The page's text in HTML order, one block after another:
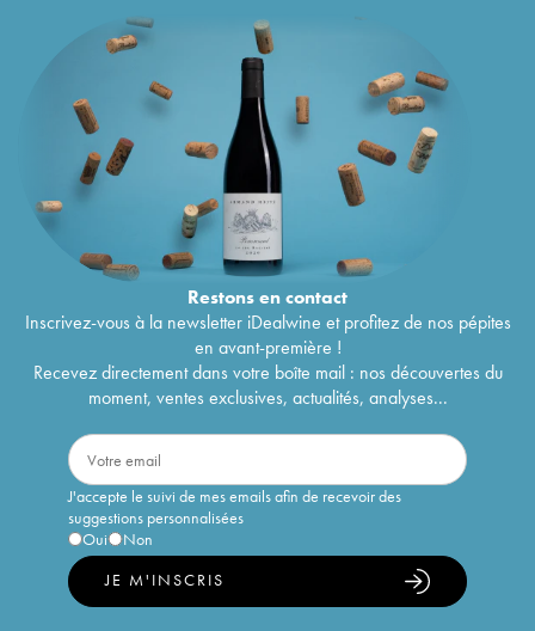
Restons encontact
Inscrivez-vous à la newsletter iDealwine et profitez de nos pépites
en avant-première !
Recevez directement dans votre boîte mail : nos découvertes du
moment, ventes exclusives, actualités, analyses...
J'accepte le suivi de mes emails afin de recevoir des
suggestions personnalisées
Oui
Non
JE M'INSCRIS